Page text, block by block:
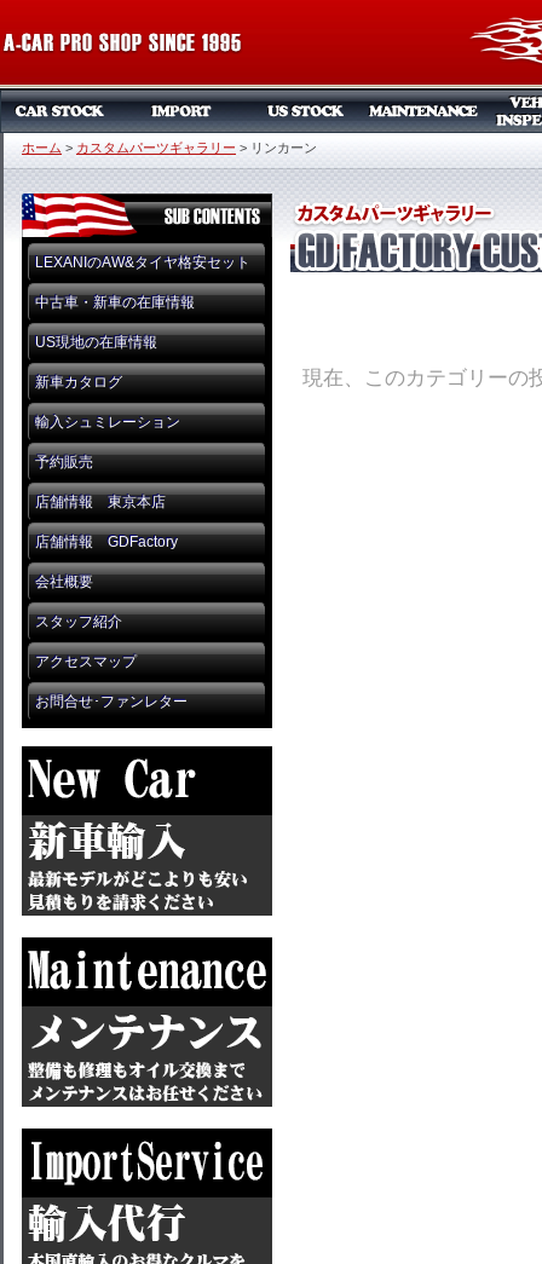
ホーム > カスタムパーツギャラリー > リンカーン
LEXANIのAW&タイヤ格安セット
中古車・新車の在庫情報
US現地の在庫情報
新車カタログ
輸入シュミレーション
予約販売
店舗情報 東京本店
店舗情報 GDFactory
会社概要
スタッフ紹介
アクセスマップ
お問合せ･ファンレター
現在、このカテゴリーの